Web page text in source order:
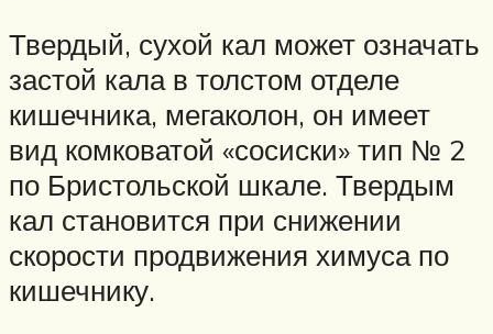
Твердый, сухой кал может означать
застой кала в толстом отделе
кишечника, мегаколон, он имеет
вид комковатой «сосиски» тип № 2
по Бристольской шкале. Твердым
кал становится при снижении
скорости продвижения химуса по
кишечнику.